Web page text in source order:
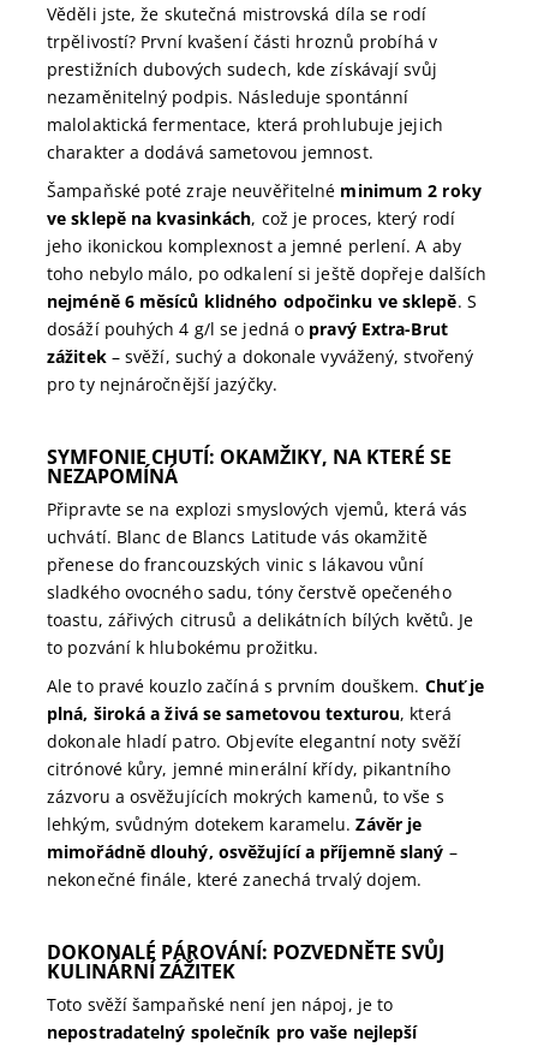
Věděli jste, že skutečná mistrovská díla se rodí
trpělivostí? První kvašení části hroznů probíhá v
prestižních dubových sudech, kde získávají svůj
nezaměnitelný podpis. Následuje spontánní
malolaktická fermentace, která prohlubuje jejich
charakter a dodává sametovou jemnost.
Šampaňské poté zraje neuvěřitelné minimum 2 roky
ve sklepě na kvasinkách, což je proces, který rodí
jeho ikonickou komplexnost a jemné perlení. A aby
toho nebylo málo, po odkalení si ještě dopřeje dalších
nejméně 6 měsíců klidného odpočinku ve sklepě. S
dosáží pouhých 4 g/l se jedná o pravý Extra-Brut
zážitek– svěží, suchý a dokonale vyvážený, stvořený
pro ty nejnáročnější jazýčky.
SYMFONIE CHUTÍ: OKAMŽIKY, NA KTERÉ SE
NEZAPOMÍNÁ
Připravte se na explozi smyslových vjemů, která vás
uchvátí. Blanc de Blancs Latitude vás okamžitě
přenese do francouzských vinic s lákavou vůní
sladkého ovocného sadu, tóny čerstvě opečeného
toastu, zářivých citrusů a delikátních bílých květů. Je
to pozvání k hlubokému prožitku.
Ale to pravé kouzlo začíná s prvním douškem. Chuť je
plná, široká a živá se sametovou texturou, která
dokonale hladí patro. Objevíte elegantní noty svěží
citrónové kůry, jemné minerální křídy, pikantního
zázvoru a osvěžujících mokrých kamenů, to vše s
lehkým, svůdným dotekem karamelu.Závěr je
mimořádně dlouhý, osvěžující a příjemně slaný –
nekonečné finále, které zanechá trvalý dojem.
DOKONALÉ PÁROVÁNÍ: POZVEDNĚTE SVŮJ
KULINÁRNÍ ZÁŽITEK
Toto svěží šampaňské není jen nápoj, je to
nepostradatelný společník pro vaše nejlepší